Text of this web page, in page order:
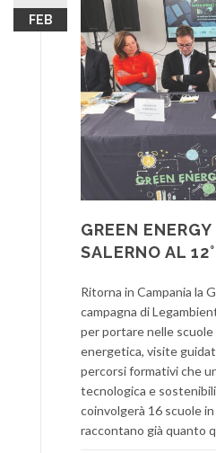
FEB
GREEN
SALERNO AL
Ritorna in Campania la
campagna di
per portare nelle
energetica, visite
percorsi formativi che
tecnologica e
coinvolgerà 16 scuole
raccontano già quanto